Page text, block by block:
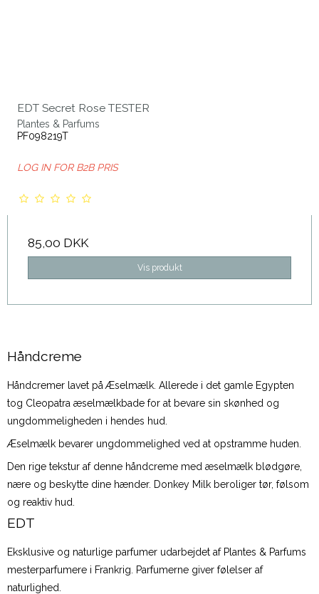
EDT Secret Rose TESTER
Plantes & Parfums
PF098219T
LOG IN FOR B2B PRIS
85,00 DKK
Vis produkt
Håndcreme
Håndcremer lavet på Æselmælk. Allerede i det gamle Egypten
tog Cleopatra æselmælkbade for at bevare sin skønhed og
ungdommeligheden i hendes hud.
Æselmælk bevarer ungdommelighed ved at opstramme huden.
Den rige tekstur af denne håndcreme med æselmælk blødgøre,
nære og beskytte dine hænder. Donkey Milk beroliger tør, følsom
og reaktiv hud.
EDT
Eksklusive og naturlige parfumer udarbejdet af Plantes & Parfums
mesterparfumere i Frankrig. Parfumerne giver følelser af
naturlighed.